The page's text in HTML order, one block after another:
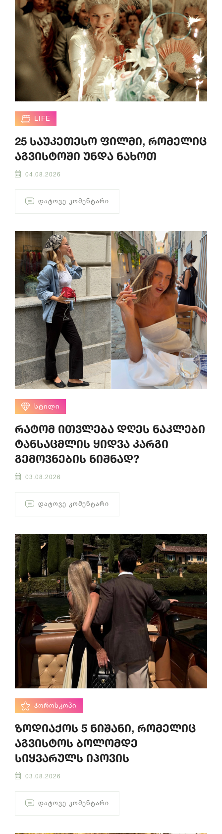
LIFE
25 საუკეთესო ფილმი, რომელიც
აგვისტოში უნდა ნახოთ
04.08.2026
ᲓᲐᲢᲝᲕᲔ ᲙᲝᲛᲔᲜᲢᲐᲠᲘ
ᲡᲢᲘᲚᲘ
რატომ ითვლება დღეს ნაკლები
ტანსაცმლის ყიდვა კარგი
გემოვნების ნიშნად?
03.08.2026
ᲓᲐᲢᲝᲕᲔ ᲙᲝᲛᲔᲜᲢᲐᲠᲘ
ᲰᲝᲠᲝᲡᲙᲝᲞᲘ
ზოდიაქოს 5 ნიშანი, რომელიც
აგვისტოს ბოლომდე
სიყვარულს იპოვის
03.08.2026
ᲓᲐᲢᲝᲕᲔ ᲙᲝᲛᲔᲜᲢᲐᲠᲘ